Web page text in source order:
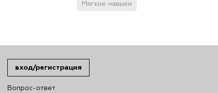
Мягкие навыки
вход/регистрация
Вопрос-ответ